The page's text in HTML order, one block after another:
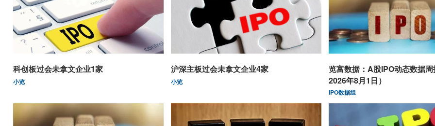
科创板过会未拿文企业1家
小览
沪深主板过会未拿文企业4家
小览
览富数据：A股IPO动态数据
2026年8月1日）
IPO数据组